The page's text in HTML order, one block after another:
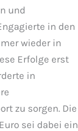
und
in den
wieder in
Erfolge erst
in
zu sorgen. Die
sei dabei ein